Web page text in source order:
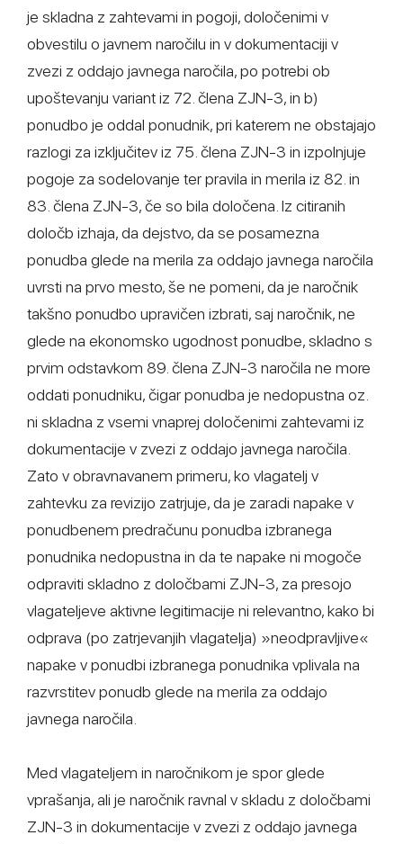
je skladna z zahtevami in pogoji, določenimi v
obvestilu o javnem naročilu in v dokumentaciji v
zvezi z oddajo javnega naročila, po potrebi ob
upoštevanju variant iz 72. člena ZJN-3, in b)
ponudbo je oddal ponudnik, pri katerem ne obstajajo
razlogi za izključitev iz 75. člena ZJN-3 in izpolnjuje
pogoje za sodelovanje ter pravila in merila iz 82. in
83. člena ZJN-3, če so bila določena. Iz citiranih
določb izhaja, da dejstvo, da se posamezna
ponudba glede na merila za oddajo javnega naročila
uvrsti na prvo mesto, še ne pomeni, da je naročnik
takšno ponudbo upravičen izbrati, saj naročnik, ne
glede na ekonomsko ugodnost ponudbe, skladno s
prvim odstavkom 89. člena ZJN-3 naročila ne more
oddati ponudniku, čigar ponudba je nedopustna oz.
ni skladna z vsemi vnaprej določenimi zahtevami iz
dokumentacije v zvezi z oddajo javnega naročila.
Zato v obravnavanem primeru, ko vlagatelj v
zahtevku za revizijo zatrjuje, da je zaradi napake v
ponudbenem predračunu ponudba izbranega
ponudnika nedopustna in da te napake ni mogoče
odpraviti skladno z določbami ZJN-3, za presojo
vlagateljeve aktivne legitimacije ni relevantno, kako bi
odprava (po zatrjevanjih vlagatelja) »neodpravljive«
napake v ponudbi izbranega ponudnika vplivala na
razvrstitev ponudb glede na merila za oddajo
javnega naročila.
Med vlagateljem in naročnikom je spor glede
vprašanja, ali je naročnik ravnal v skladu z določbami
ZJN-3 in dokumentacije v zvezi z oddajo javnega